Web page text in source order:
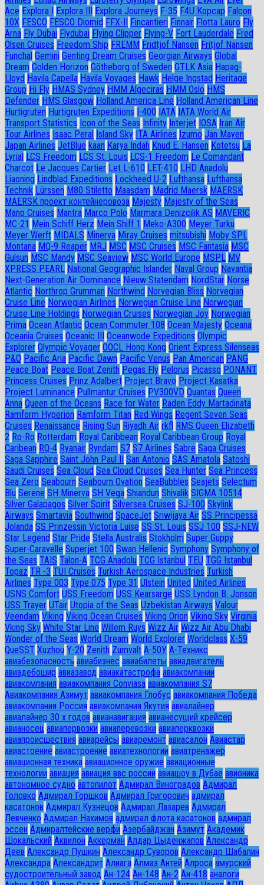
Ace Explora I Explora III Explora Journeys F-35 F4U Корсар Falcon
10X FESCO FESCO Diomid FFX-II Fincantieri Finnair Flotta Lauro Fly
Arna Fly Dubai Flydubai Flying Clipper Flying-V Fort Lauderdale Fred
Olsen Cruises Freedom Ship FREMM Fridtjof Nansen Fritjof Nansen
Funchal Gemini Genting Dream Cruises Georgian Airways Global
Dream Golden Horizon Götheborg of Sweden GTLK Asia Hapag-
Lloyd Havila Capella Havila Voyages Hawk Helge Ingstad Heritage
Group Hi Fly HMAS Sydney HMM Algeciras HMM Oslo HMS
Defender HMS Glasgow Holland America Line Holland American Line
Hurtigruten Hurtigruten Expeditions I-400 IATA IATA World Air
Transport Statistics Icon of the Seas Infinity Interjet IOSA Iran Air
Tour Airlines Isaac Peral Island Sky ITA Airlines Izumo Jan Mayen
Japan Airlines JetBlue kaan Karya Indah Knud E. Hansen Kotetsu La
Lyrial LCS Freedom LCS St. Louis LCS-1 Freedom Le Comandant
Charcot Le Jacques Cartier Let L-610 LET-410 LHD Anadolu
Liaoning Lindblad Expeditions Lockheed U-2 Lufthansa Lufthansa
Technik Lürssen M80 Stiletto Maasdam Madrid Maersk MAERSK
MAERSK проект контейнеровоза Majesty Majesty of the Seas
Mano Cruises Mantra Marco Polo Marmara Denizcilik AS MAVERIC
MC-21 Mein Schiff Herz Mein Shiff 1 Meko-A300 Meyer Turku
Meyer Werft MIDALS Minerva Miray Cruises mitsubishi Moby SPL
Montana MQ-9 Reaper MRJ MSC MSC Cruises MSC Fantasia MSC
Gulsun MSC Mandy MSC Seaview MSC World Europe MSPL MV
XPRESS PEARL National Geographic Islander Naval Group Navantia
Next-Generation Air Dominance Nieuw Statendam NordStar Norse
Atlantic Northrop Grumman Northwind Norvegian Bliss Norvegian
Cruise Line Norwegian Airlines Norwegian Cruise Line Norwegian
Cruise Line Holdings Norwegian Cruises Norwegian Joy Norwegian
Prima Ocean Atlantic Ocean Commuter 108 Ocean Majesty Oceana
Oceania Cruises Oceanic III Oceanwode Expeditions Olympic
Explorer Olympic Voyager OOCL Hong Kong Orient Express Silenseas
P&O Pacific Aria Pacific Dawn Pacific Venus Pan American PANG
Peace Boat Peace Boat Zenith Pegas Fly Pelorus Picasso PONANT
Princess Cruises Prinz Adalbert Project Bravo Project Kasatka
Project Luminance Pullmantur Cruises PV300VD Quantas Queen
Anna Queen of the Oceans Race for Water Raden Eddy Martadinata
Ramform Hyperion Ramform Titan Red Wings Regent Seven Seas
Cruises Renaissance Rising Sun Riyadh Air rkfl RMS Queen Elizabeth
2 Ro-Ro Rotterdam Royal Caribbean Royal Caribbean Group Royal
Caribean RQ-4 Ryanair Ryndam S7 S7 Airlines Sabre Saga Cruises
Saga Sapphire Saint John Paul II San Antonio SAS Amatola Satoshi
Saudi Cruises Sea Cloud Sea Cloud Cruises Sea Hunter Sea Princess
Sea Zero Seabourn Seabourn Ovation SeaBubbles Seajets Selectum
Blu Serene SH Minerva SH Vega Shiandun Shivalik SIGMA 10514
Silver Galapagos Silver Spirit Silversea Cruises SJ-100 Skylink
Airways Smartavia Southwind SpaceJet Sriwijaya Air SS Principessa
Jolanda SS Prinzessin Victoria Luise SS St. Louis SSJ 100 SSJ-NEW
Star Legend Star Pride Stella Australis Stokholm Super Guppy
Super-Caravelle Superjet 100 Swan Hellenic Symphony Symphony of
the Seas TAIS Talon-A TCG Anadolu TCG Istanbul TEU TGG Istanbul
Topaz TR -3 TUI Cruises Turkish Aerospace Industries Turkish
Airlines Type 003 Type 075 Type 31 Ulstein United United Airlines
USNS Comfort USS Freedom USS Kearsarge USS Lyndon B. Jonson
USS Trayer UTair Utopia of the Seas Uzbekistan Airways Valour
Veendam Viking Viking Ocean Cruises Viking Orion Viking Sky Virginia
Vking Sky White Star Line Willem Ruys Wizz Air Wizz Air Abu Dhabi
Wonder of the Seas World Dream World Explorer Worldclass X-59
QueSST Xuzhou Y-20 Zenith Zumvalt А-50У А-Техникс
авиабезопасность авиабизнес авиабилеты авиадвигатель
авиадебошир авиазавод авиакатастрофа авиакомпании
авиакомпания авиакомпания Conviasa авиакомпания S7
Авиакомпания Азимут авиакомпания Глобус авиакомпания Победа
авиакомпания Россия авиакомпания Якутия авиалайнер
авиалайнер 30 х годов авианавигация авианесущий крейсер
авианосец авиапервозки авиаперевозки авиаперквозки
авиапроисшествия авиарейсы авиаремонт авиасалон Авиастар
авиастоение авиастроение авиатехнологии авиатренажер
авиационная техника авиационное оружие авиационные
технологии авиация авиация ввс россии авиашоу в Дубае авионика
автономное судно автопилот Адмирал Виноградов Адмирал
Головко Адмирал Горшков Адмирал Григорович адмирал
касатонов Адмирал Кузнецов Адмирал Лазарев Адмирал
Левченко Адмирал Нахимов адмирал флота касатонов адмирал
эссен Адмиралтейские верфи Азербайджан Азимут Академик
Шокальский Аквилон Аккерман Алдар Цыденжапов Александр
Деев Александр Пушкин Александр Суворов Александр Шабалин
Александра Александрит Алиага Алмаз Антей Алроса амурский
судостроительный завод Ан-124 Ан-148 Ан-2 Ан-418 аналоги